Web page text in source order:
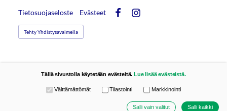
Tietosuojaseloste
Evästeet
Tehty Yhdistysavaimella
Tällä sivustolla käytetään evästeitä.Lue lisää evästeistä.
Valitse käytettävät evästeet
Välttämättömät Tilastointi Markkinointi
Salli vain valitut Salli kaikki